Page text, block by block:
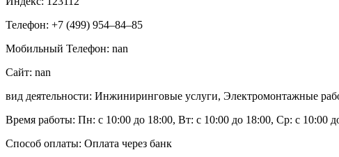
Телефон: +7 (499) 954‒84‒85
Мобильный Телефон: nan
Сайт: nan
вид деятельности: Инжиниринговые услуги, Электромонтажные
Время работы: Пн: с 10:00 до 18:00, Вт: с 10:00 до 18:00, Ср: с 10:00
Способ оплаты: Оплата через банк